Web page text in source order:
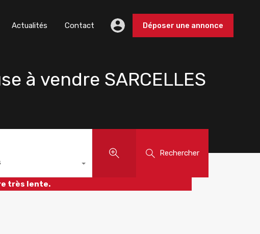
Actualités Contact Déposer une annonce
à vendre SARCELLES
Rechercher
très lente.